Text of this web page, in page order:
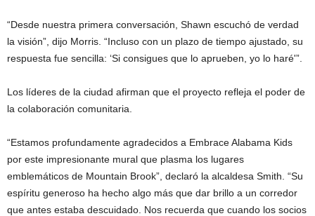
“Desde nuestra primera conversación, Shawn escuchó de verdad
la visión”, dijo Morris. “Incluso con un plazo de tiempo ajustado, su
respuesta fue sencilla: ‘Si consigues que lo aprueben, yo lo haré'”.
Los líderes de la ciudad afirman que el proyecto refleja el poder de
la colaboración comunitaria.
“Estamos profundamente agradecidos a Embrace Alabama Kids
por este impresionante mural que plasma los lugares
emblemáticos de Mountain Brook”, declaró la alcaldesa Smith. “Su
espíritu generoso ha hecho algo más que dar brillo a un corredor
que antes estaba descuidado. Nos recuerda que cuando los socios